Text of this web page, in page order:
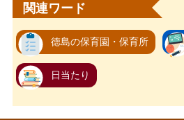
関連ワード
徳島の保育園・保育所
日当たり